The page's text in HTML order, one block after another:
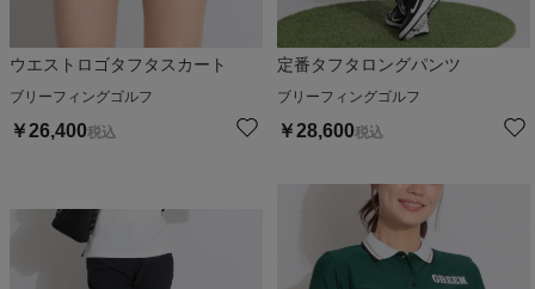
ウエストロゴタフタスカート
ブリーフィングゴルフ
￥26,400税込
定番タフタロングパンツ
ブリーフィングゴルフ
￥28,600税込